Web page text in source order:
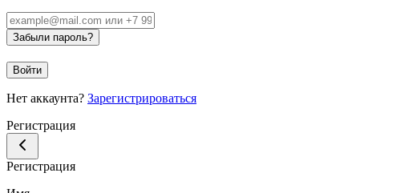
Забыли пароль?
Войти
Нет аккаунта? Зарегистрироваться
Регистрация
Регистрация